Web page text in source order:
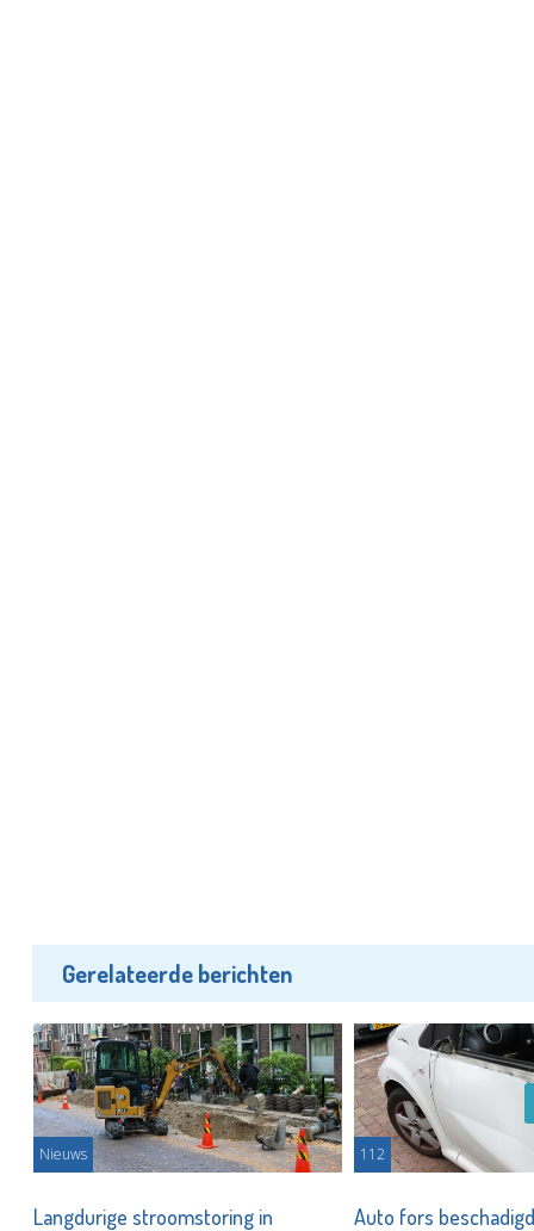
Gerelateerde berichten
Nieuws
Langdurige stroomstoring in
112
Auto fors